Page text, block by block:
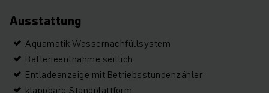
Ausstattung
Aquamatik Wassernachfüllsystem
Batterieentnahme seitlich
Entladeanzeige mit Betriebsstundenzähler
klappbare Standplattform